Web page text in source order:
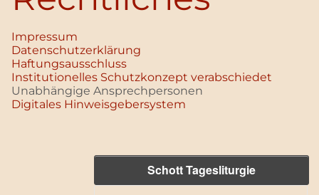
Impressum
Datenschutz­erklärung
Haftungsausschluss
Institutionelles Schutzkonzept verabschiedet
Unabhängige Ansprechpersonen
Digitales Hinweisgebersystem
Schott Tagesliturgie